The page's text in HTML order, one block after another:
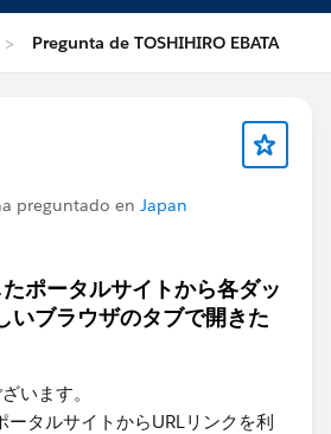
Pregunta de TOSHIHIRO EBATA
preguntado en Japan
ポータルサイトから各ダッ
いブラウザのタブで開きた
います。
タルサイトからURLリンクを利